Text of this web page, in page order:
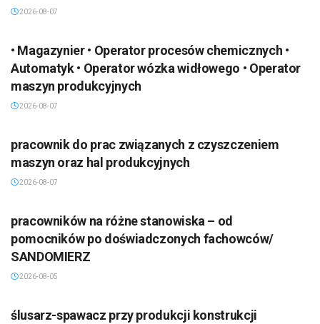
2026-08-07
• Magazynier • Operator procesów chemicznych •
Automatyk • Operator wózka widłowego • Operator
maszyn produkcyjnych
2026-08-07
pracownik do prac związanych z czyszczeniem
maszyn oraz hal produkcyjnych
2026-08-07
pracowników na różne stanowiska – od
pomocników po doświadczonych fachowców/
SANDOMIERZ
2026-08-05
ślusarz-spawacz przy produkcji konstrukcji